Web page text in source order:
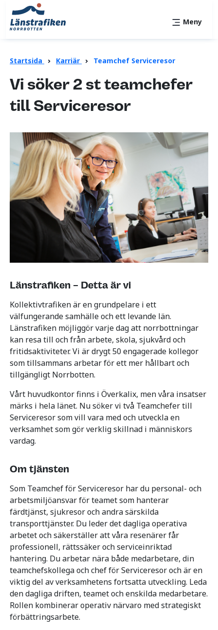
Meny
Startsida Karriär Teamchef Serviceresor
Vi söker 2 st teamchefer
till Serviceresor
Länstrafiken – Detta är vi
Kollektivtrafiken är en grundpelare i ett
välfungerande samhälle och ett levande län.
Länstrafiken möjliggör varje dag att norrbottningar
kan resa till och från arbete, skola, sjukvård och
fritidsaktiviteter. Vi är drygt 50 engagerade kollegor
som tillsammans arbetar för ett mer hållbart och
tillgängligt Norrbotten.
Vårt huvudkontor finns i Överkalix, men våra insatser
märks i hela länet. Nu söker vi två Teamchefer till
Serviceresor som vill vara med och utveckla en
verksamhet som gör verklig skillnad i människors
vardag.
Om tjänsten
Som Teamchef för Serviceresor har du personal- och
arbetsmiljöansvar för teamet som hanterar
färdtjänst, sjukresor och andra särskilda
transporttjänster. Du leder det dagliga operativa
arbetet och säkerställer att våra resenärer får
professionell, rättssäker och serviceinriktad
hantering. Du arbetar nära både medarbetare, din
teamchefskollega och chef för Serviceresor och är en
viktig del av verksamhetens fortsatta utveckling. Leda
den dagliga driften, teamet och enskilda medarbetare.
Rollen kombinerar operativ närvaro med strategiskt
förbättringsarbete.